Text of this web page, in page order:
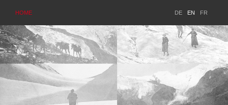
HOME DE EN FR